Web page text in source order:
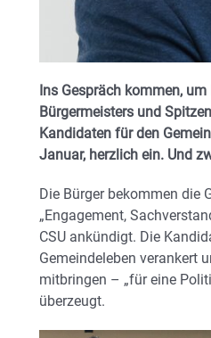
Ins Gespräch kommen,
Bürgermeisters und
Kandidaten für den
Januar, herzlich ein. Und
Die Bürger bekommen die
„Engagement,
CSU ankündigt. Die
Gemeindeleben verankert
mitbringen – „für eine
überzeugt.